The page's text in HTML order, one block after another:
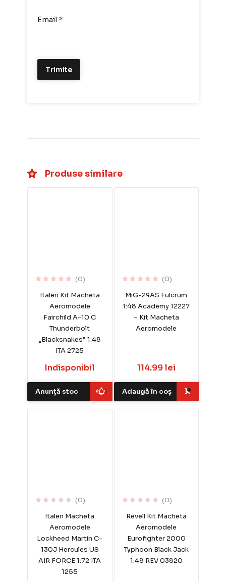
Email *
Produse similare
(0)
Italeri Kit Macheta
Aeromodele
Fairchild A-10 C
Thunderbolt
„Blacksnakes” 1:48
ITA 2725
Indisponibil
Anunță stoc
(0)
MiG-29AS Fulcrum
1:48 Academy 12227
– Kit Macheta
Aeromodele
114.99 lei
Adaugă în coș
(0)
Italeri Macheta
Aeromodele
Lockheed Martin C-
130J Hercules US
AIR FORCE 1:72 ITA
1255
(0)
Revell Kit Macheta
Aeromodele
Eurofighter 2000
Typhoon Black Jack
1:48 REV 03820